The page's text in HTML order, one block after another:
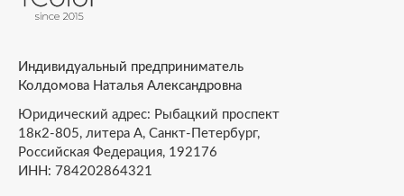
Индивидуальный предприниматель
Колдомова Наталья Александровна
Юридический адрес: Рыбацкий проспект
18к2-805, литера А, Санкт-Петербург,
Российская Федерация, 192176
ИНН: 784202864321